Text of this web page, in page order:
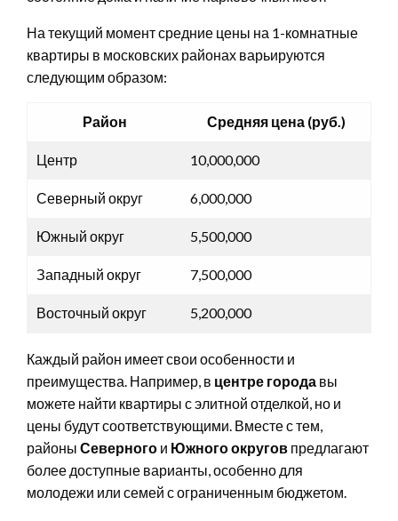
На текущий момент средние цены на 1-комнатные
квартиры в московских районах варьируются
следующим образом:
Район Средняя цена (руб.)
Центр 10,000,000
Северный округ 6,000,000
Южный округ 5,500,000
Западный округ 7,500,000
Восточный округ 5,200,000
Каждый район имеет свои особенности и
преимущества. Например, в центре города вы
можете найти квартиры с элитной отделкой, но и
цены будут соответствующими. Вместе с тем,
районы Северного и Южного округов предлагают
более доступные варианты, особенно для
молодежи или семей с ограниченным бюджетом.